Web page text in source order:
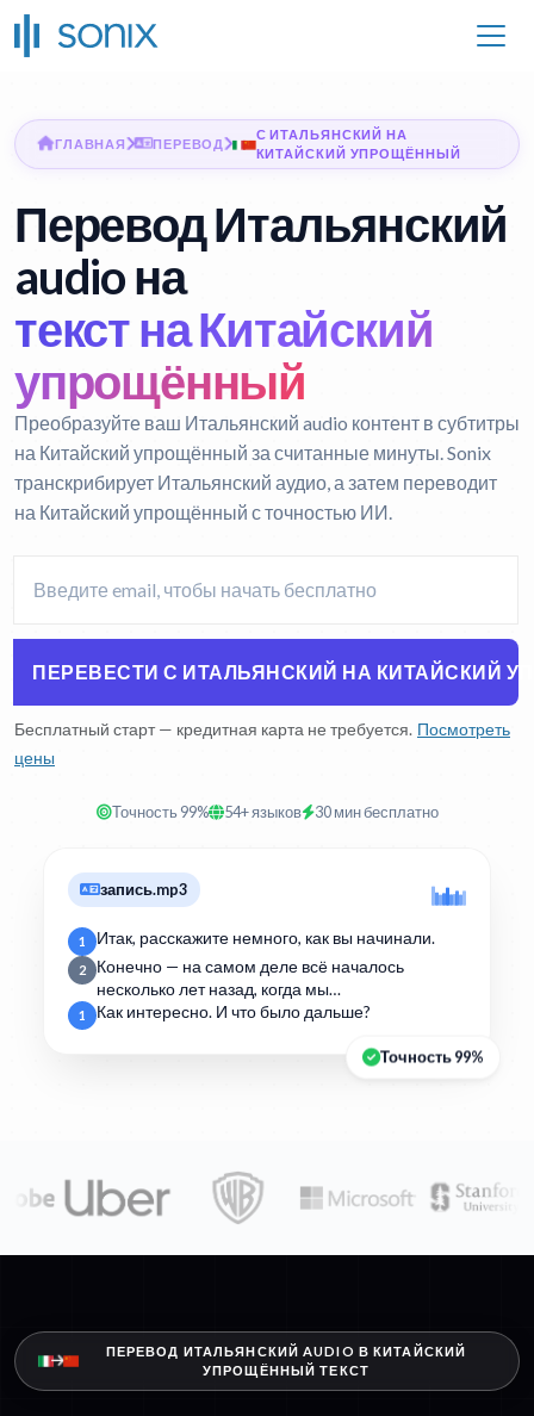
ГЛАВНАЯ ПЕРЕВОД
С ИТАЛЬЯНСКИЙ НА
КИТАЙСКИЙ УПРОЩЁННЫЙ
Перевод Итальянский
audio на
текст на Китайский
упрощённый
Преобразуйте ваш Итальянский audio контент в субтитры
на Китайский упрощённый за считанные минуты. Sonix
транскрибирует Итальянский аудио, а затем переводит
на Китайский упрощённый с точностью ИИ.
ПЕРЕВЕСТИ С ИТАЛЬЯНСКИЙ НА КИТАЙСКИЙ
Бесплатный старт — кредитная карта не требуется. Посмотреть
цены
Точность 99% 54+ языков 30 мин бесплатно
запись.mp3
1 Итак, расскажите немного, как вы начинали.
2
Конечно — на самом деле всё началось
несколько лет назад, когда мы…
1 Как интересно. И что было дальше?
Точность 99%
ПЕРЕВОД ИТАЛЬЯНСКИЙ AUDIO В КИТАЙСКИЙ
УПРОЩЁННЫЙ ТЕКСТ